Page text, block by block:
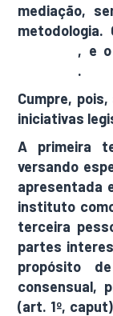
mediação,
metodologia.
, e
.
Cumpre,
iniciativas
A primeira
versando
apresentada
instituto
terceira
partes
propósito
consensual,
(art. 1º,